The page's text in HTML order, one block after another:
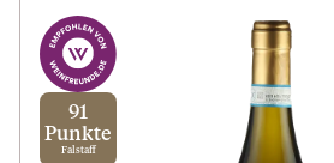
91
Punkte
Falstaff